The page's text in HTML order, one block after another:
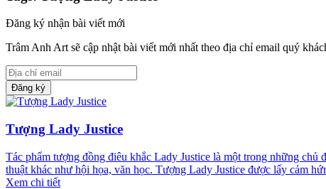
Đăng ký nhận bài viết mới
Trâm Anh Art sẽ cập nhật bài viết mới nhất theo địa chỉ email quý
Đăng ký
Tượng Lady Justice
Tác phẩm tượng đồng điêu khắc Lady Justice là một trong những
thuật khác như hội họa, văn học. Tượng Lady Justice được lấy cảm
Xem chi tiết